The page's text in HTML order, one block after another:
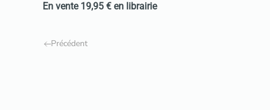
En vente 19,95 € en librairie
Précédent